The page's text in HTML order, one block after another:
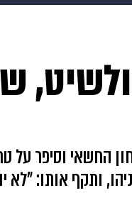
החשאי וסיפר על
אותו: "לא